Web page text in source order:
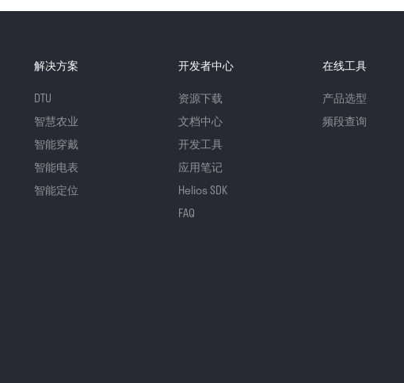
解决方案
DTU
智慧农业
智能穿戴
智能电表
智能定位
开发者中心
资源下载
文档中心
开发工具
应用笔记
Helios SDK
FAQ
在线工具
产品选型
频段查询